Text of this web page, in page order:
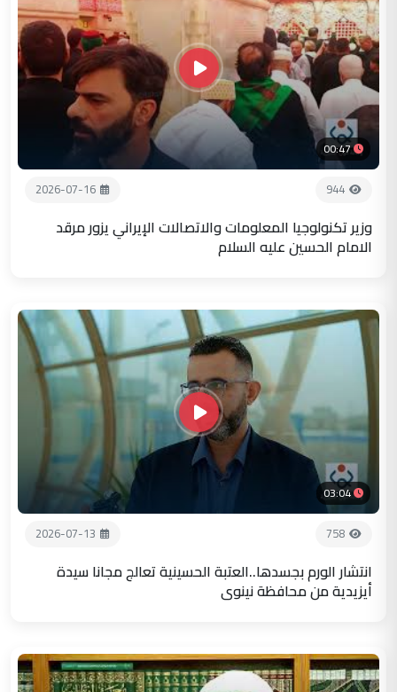
00:47
944
2026-07-16
وزير تكنولوجيا المعلومات والاتصالات الإيراني يزور مرقد
الامام الحسين عليه السلام
03:04
758
2026-07-13
انتشار الورم بجسدها..العتبة الحسينية تعالج مجانا سيدة
أيزيدية من محافظة نينوى